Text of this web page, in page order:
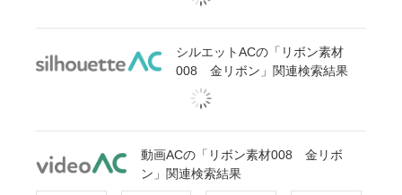
シルエットACの「リボン素材
008 金リボン」関連検索結果
動画ACの「リボン素材008 金リボ
ン」関連検索結果